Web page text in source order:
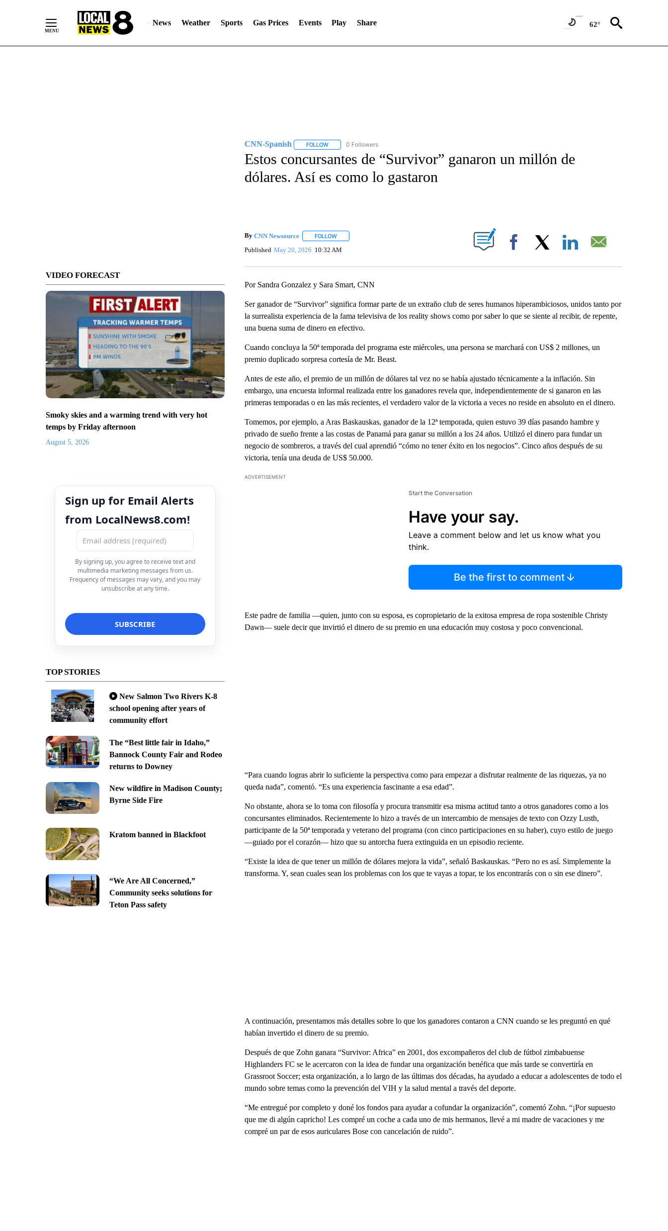
News Weather Sports Gas Prices Events Play Share 62°
VIDEO FORECAST
Smoky skies and a warming trend with very hot
temps by Friday afternoon
August 5, 2026
Sign up for Email Alerts
from LocalNews8.com!
By signing up, you agree to receive text and
multimedia marketing messages from us.
Frequency of messages may vary, and you may
unsubscribe at any time.
TOP STORIES
New Salmon Two Rivers K-8
school opening after years of
community effort
The “Best little fair in Idaho,”
Bannock County Fair and Rodeo
returns to Downey
New wildfire in Madison County;
Byrne Side Fire
Kratom banned in Blackfoot
“We Are All Concerned,”
Community seeks solutions for
Teton Pass safety
CNN-Spanish FOLLOWFOLLOW "CNN-SPANISH" TO RECEIVE NOTIFICATIONS ABOUT NEW PAGES ON "CNN-SPANISH".
0 Followers
Estos concursantes de “Survivor” ganaron un millón de
dólares. Así es como lo gastaron
By CNN Newsource FOLLOWFOLLOW "" TO RECEIVE NOTIFICATIONS ABOUT NEW PAGES ON "".
Published May 20, 2026 10:32 AM Facebook
Por Sandra Gonzalez y Sara Smart, CNN
Ser ganador de “Survivor” significa formar parte de un extraño club de seres humanos hiperambiciosos, unidos tanto por
la surrealista experiencia de la fama televisiva de los reality shows como por saber lo que se siente al recibir, de repente,
una buena suma de dinero en efectivo.
Cuando concluya la 50ª temporada del programa este miércoles, una persona se marchará con US$ 2 millones, un
premio duplicado sorpresa cortesía de Mr. Beast.
Antes de este año, el premio de un millón de dólares tal vez no se había ajustado técnicamente a la inflación. Sin
embargo, una encuesta informal realizada entre los ganadores revela que, independientemente de si ganaron en las
primeras temporadas o en las más recientes, el verdadero valor de la victoria a veces no reside en absoluto en el dinero.
Tomemos, por ejemplo, a Aras Baskauskas, ganador de la 12ª temporada, quien estuvo 39 días pasando hambre y
privado de sueño frente a las costas de Panamá para ganar su millón a los 24 años. Utilizó el dinero para fundar un
negocio de sombreros, a través del cual aprendió “cómo no tener éxito en los negocios”. Cinco años después de su
victoria, tenía una deuda de US$ 50.000.
ADVERTISEMENT
Start the Conversation
Have your say.
Leave a comment below and let us know what you
think.
Be the first to comment
Este padre de familia —quien, junto con su esposa, es copropietario de la exitosa empresa de ropa sostenible Christy
Dawn— suele decir que invirtió el dinero de su premio en una educación muy costosa y poco convencional.
“Para cuando logras abrir lo suficiente la perspectiva como para empezar a disfrutar realmente de las riquezas, ya no
queda nada”, comentó. “Es una experiencia fascinante a esa edad”.
No obstante, ahora se lo toma con filosofía y procura transmitir esa misma actitud tanto a otros ganadores como a los
concursantes eliminados. Recientemente lo hizo a través de un intercambio de mensajes de texto con Ozzy Lusth,
participante de la 50ª temporada y veterano del programa (con cinco participaciones en su haber), cuyo estilo de juego
—guiado por el corazón— hizo que su antorcha fuera extinguida en un episodio reciente.
“Existe la idea de que tener un millón de dólares mejora la vida”, señaló Baskauskas. “Pero no es así. Simplemente la
transforma. Y, sean cuales sean los problemas con los que te vayas a topar, te los encontrarás con o sin ese dinero”.
A continuación, presentamos más detalles sobre lo que los ganadores contaron a CNN cuando se les preguntó en qué
habían invertido el dinero de su premio.
Después de que Zohn ganara “Survivor: Africa” en 2001, dos excompañeros del club de fútbol zimbabuense
Highlanders FC se le acercaron con la idea de fundar una organización benéfica que más tarde se convertiría en
Grassroot Soccer; esta organización, a lo largo de las últimas dos décadas, ha ayudado a educar a adolescentes de todo el
mundo sobre temas como la prevención del VIH y la salud mental a través del deporte.
“Me entregué por completo y doné los fondos para ayudar a cofundar la organización”, comentó Zohn. “¡Por supuesto
que me di algún capricho! Les compré un coche a cada uno de mis hermanos, llevé a mi madre de vacaciones y me
compré un par de esos auriculares Bose con cancelación de ruido”.